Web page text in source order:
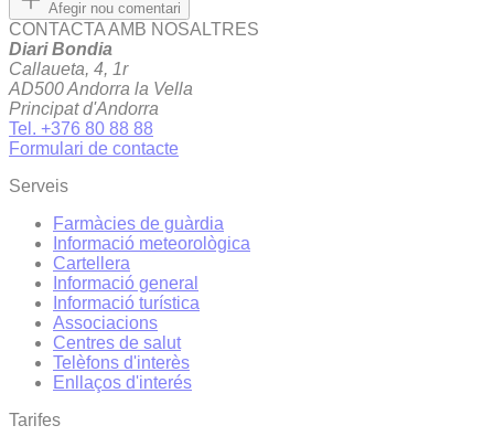
Afegir nou comentari
CONTACTA AMB NOSALTRES
Diari Bondia
Callaueta, 4, 1r
AD500 Andorra la Vella
Principat d'Andorra
Tel. +376 80 88 88
Formulari de contacte
Serveis
Farmàcies de guàrdia
Informació meteorològica
Cartellera
Informació general
Informació turística
Associacions
Centres de salut
Telèfons d'interès
Enllaços d'interés
Tarifes